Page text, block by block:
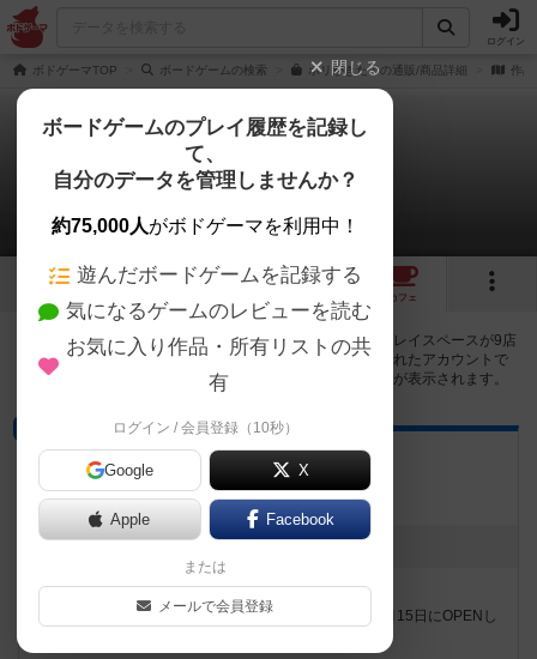
ログイン
ボドゲーマTOP ボードゲームの検索 ポリがきた！の通販/商品詳細 作品
ポリがきた！
9店のカフェ/スペースが提供中
6 3
カフェ
ポリがきた！で遊ぶことができるボードゲームカフェ・プレイスペースが9店
登録されています。公開プロフィールの都道府県が設定されたアカウントで
ログインすると、同じ都道府県内の店舗に絞り込むボタンが表示されます。
ボードゲームカフェ
みーぷるらんど
岐阜県瑞穂市稲里544-1-3
遊べるボードゲーム
岐阜県瑞穂市にBoard Game Cafe みーぷるらんど 6月15日にOPENし
閉じる
ボードゲームのプレイ履歴を記録し
て、
自分のデータを管理しませんか？
約75,000人がボドゲーマを利用中！
遊んだボードゲームを記録する
気になるゲームのレビューを読む
お気に入り作品・所有リストの共
有
ログイン / 会員登録（10秒）
Google X
Apple Facebook
または
メールで会員登録